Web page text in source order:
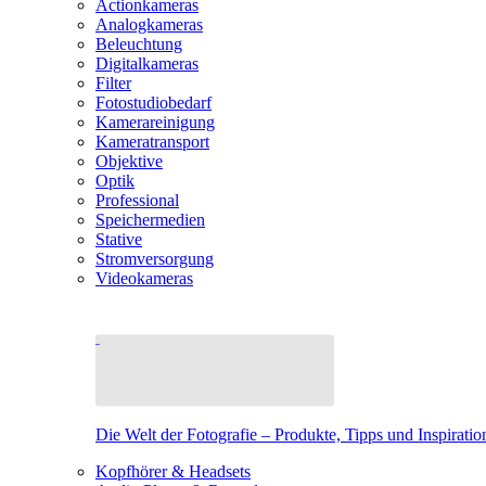
Actionkameras
Analogkameras
Beleuchtung
Digitalkameras
Filter
Fotostudiobedarf
Kamerareinigung
Kameratransport
Objektive
Optik
Professional
Speichermedien
Stative
Stromversorgung
Videokameras
Die Welt der Fotografie – Produkte, Tipps und
Kopfhörer & Headsets